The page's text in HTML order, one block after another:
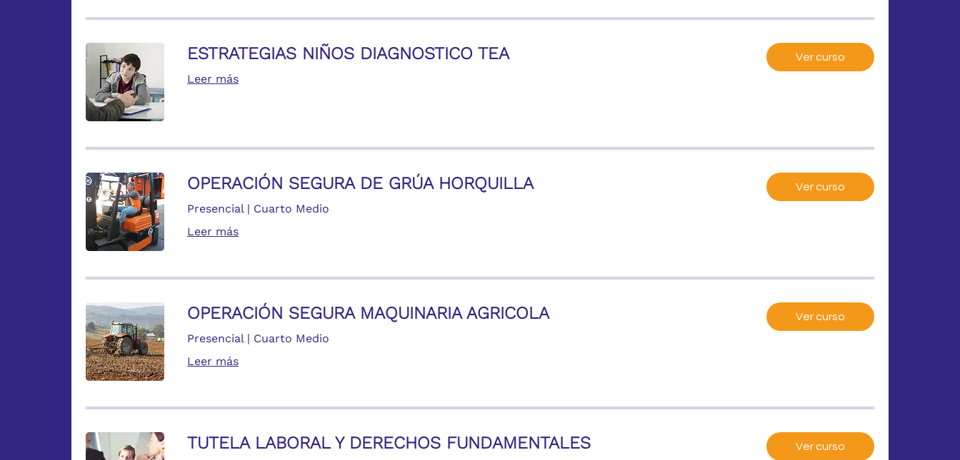
ESTRATEGIAS NIÑOS DIAGNOSTICO TEA
Leer más
Ver curso
OPERACIÓN SEGURA DE GRÚA HORQUILLA
Presencial | Cuarto Medio
Leer más
Ver curso
OPERACIÓN SEGURA MAQUINARIA AGRICOLA
Presencial | Cuarto Medio
Leer más
Ver curso
TUTELA LABORAL Y DERECHOS FUNDAMENTALES Ver curso